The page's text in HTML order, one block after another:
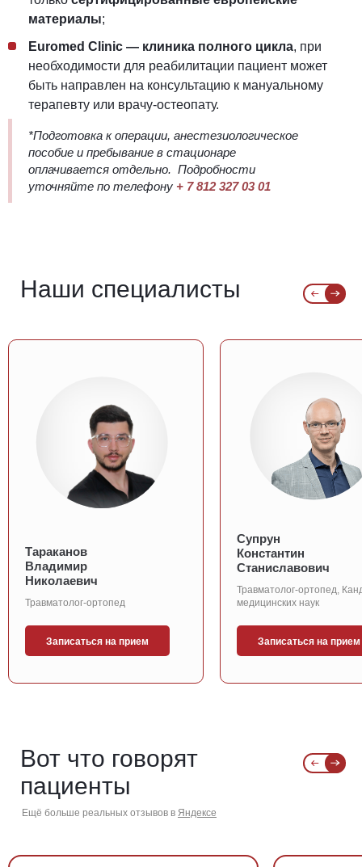
материалы;
Euromed Clinic — клиника полного цикла, при
необходимости для реабилитации пациент может
быть направлен на консультацию к мануальному
терапевту или врачу-остеопату.
*Подготовка к операции, анестезиологическое
пособие и пребывание в стационаре
оплачивается отдельно. Подробности
уточняйте по телефону + 7 812 327 03 01
Наши специалисты
Тараканов
Владимир
Николаевич
Травматолог-ортопед
Записаться на прием
Супрун
Константин
Станиславович
Травматолог-ортопед,
медицинских наук
Записаться на прием
Вот что говорят
пациенты
Ещё больше реальных отзывов в Яндексе